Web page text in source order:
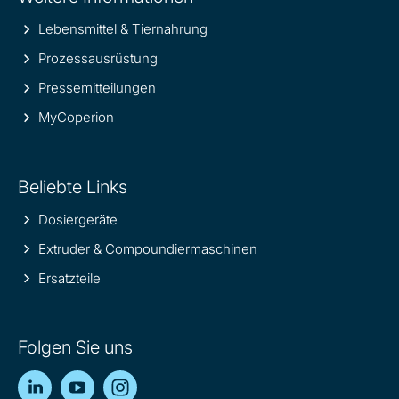
Lebensmittel & Tiernahrung
Prozessausrüstung
Pressemitteilungen
MyCoperion
Beliebte Links
Dosiergeräte
Extruder & Compoundiermaschinen
Ersatzteile
Folgen Sie uns
LinkedInYouTube